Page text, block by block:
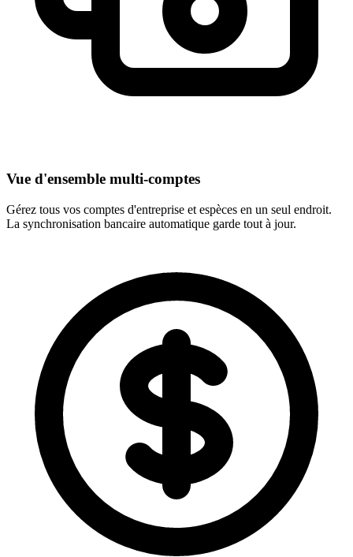
Vue d'ensemble multi-comptes
Gérez tous vos comptes d'entreprise et espèces en un seul endroit.
La synchronisation bancaire automatique garde tout à jour.